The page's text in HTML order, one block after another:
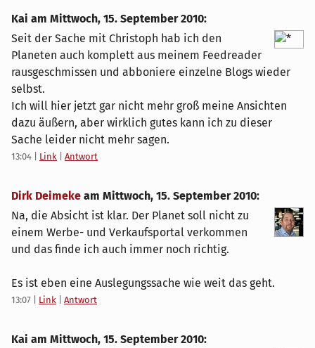
Kai am Mittwoch, 15. September 2010:
Seit der Sache mit Christoph hab ich den
Planeten auch komplett aus meinem Feedreader
rausgeschmissen und abboniere einzelne Blogs wieder
selbst.
Ich will hier jetzt gar nicht mehr groß meine Ansichten
dazu äußern, aber wirklich gutes kann ich zu dieser
Sache leider nicht mehr sagen.
13:04 Link Antwort
Dirk Deimeke am Mittwoch, 15. September 2010:
Na, die Absicht ist klar. Der Planet soll nicht zu
einem Werbe- und Verkaufsportal verkommen
und das finde ich auch immer noch richtig.
Es ist eben eine Auslegungssache wie weit das geht.
13:07 Link Antwort
Kai am Mittwoch, 15. September 2010: